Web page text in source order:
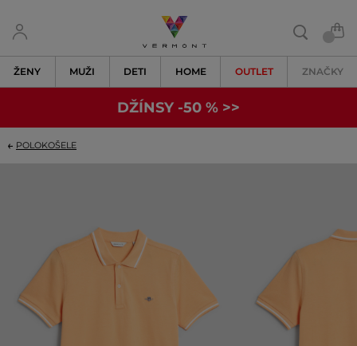
ŽENY MUŽI DETI HOME OUTLET ZNAČKY
DŽÍNSY -50 % >>
POLOKOŠELE